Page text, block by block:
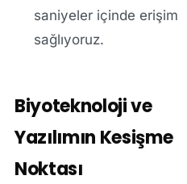
saniyeler içinde erişim
sağlıyoruz.
Biyoteknoloji ve
Yazılımın Kesişme
Noktası